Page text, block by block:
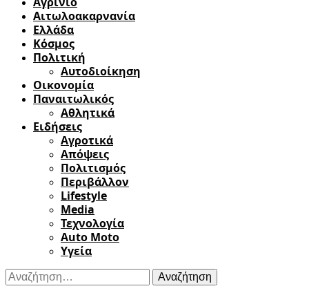
Αιτωλοακαρνανία
Ελλάδα
Κόσμος
Πολιτική
Αυτοδιοίκηση
Οικονομία
Παναιτωλικός
Αθλητικά
Ειδήσεις
Αγροτικά
Απόψεις
Πολιτισμός
Περιβάλλον
Lifestyle
Media
Τεχνολογία
Auto Moto
Υγεία
Αναζήτηση
για: